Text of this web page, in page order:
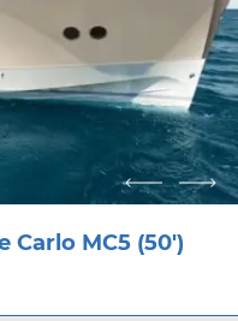
Carlo MC5 (50')